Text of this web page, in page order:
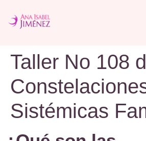
Taller No 108
Sistémicas